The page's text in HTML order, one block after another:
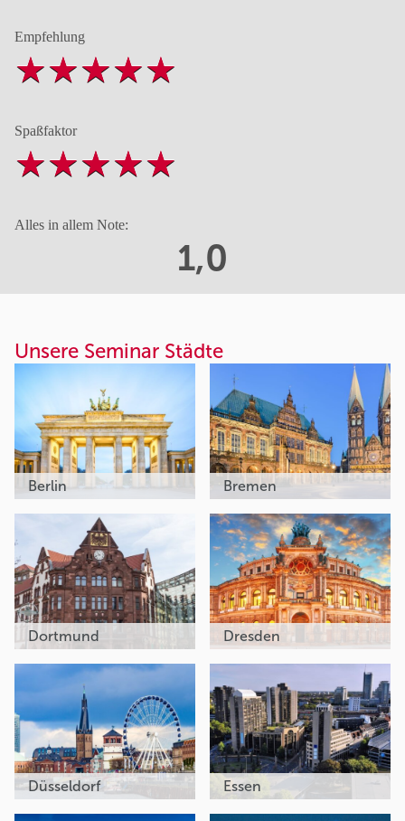
Empfehlung
Spaßfaktor
Alles in allem Note:
1,0
Unsere Seminar Städte
Berlin Bremen
Dortmund Dresden
Düsseldorf Essen